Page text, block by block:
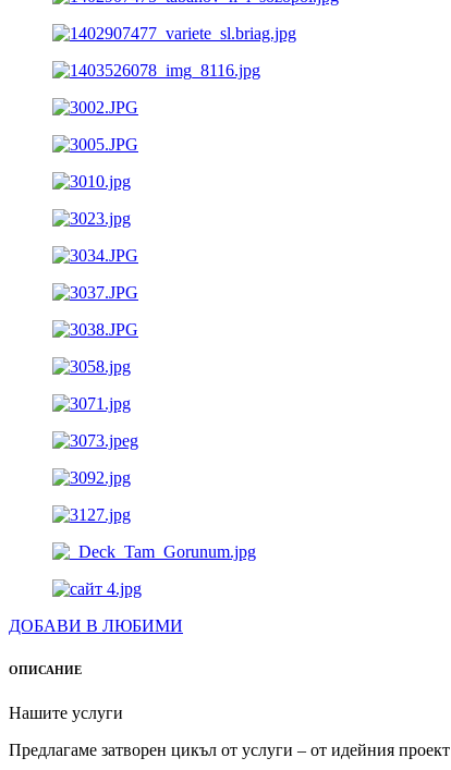
ДОБАВИ В ЛЮБИМИ
ОПИСАНИЕ
Нашите услуги
Предлагаме затворен цикъл от услуги – от идейния